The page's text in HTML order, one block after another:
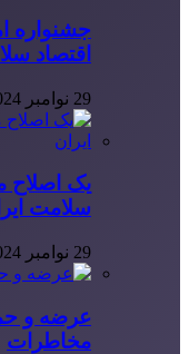
اقتصاد
29 نوامبر 2024
یک اصلاح
سلامت
29 نوامبر 2024
عرضه و
مخاطرات